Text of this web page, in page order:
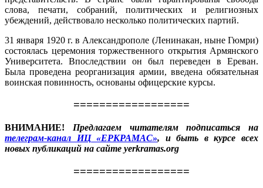
слова, печати, собраний, политических и религиозных
убеждений, действовало несколько политических партий.
31 января 1920 г. в Александрополе (Ленинакан, ныне Гюмри)
состоялась церемония торжественного открытия Армянского
Университета. Впоследствии он был переведен в Ереван.
Была проведена реорганизация армии, введена обязательная
воинская повинность, основаны офицерские курсы.
==================
ВНИМАНИЕ! Предлагаем читателям подписаться на
телеграм-канал ИЦ «ЕРКРАМАС», и быть в курсе всех
новых публикаций на сайте yerkramas.org
==================